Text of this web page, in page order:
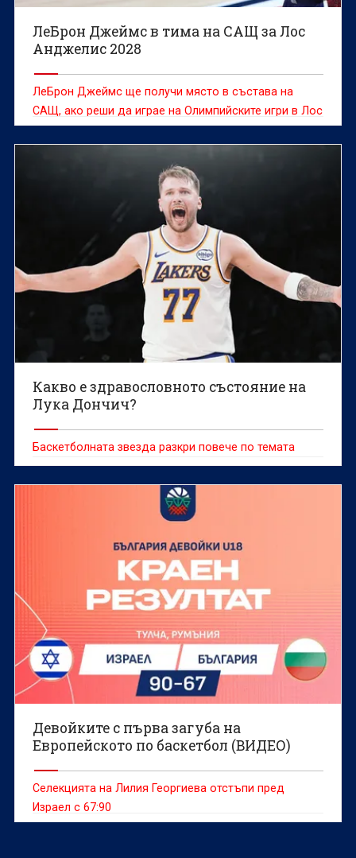
ЛеБрон Джеймс в тима на САЩ за Лос
Анджелис 2028
ЛеБрон Джеймс ще получи място в състава на
САЩ, ако реши да играе на Олимпийските игри в Лос
Анджелис
Какво е здравословното състояние на
Лука Дончич?
Баскетболната звезда разкри повече по темата
Девойките с първа загуба на
Европейското по баскетбол (ВИДЕО)
Селекцията на Лилия Георгиева отстъпи пред
Израел с 67:90